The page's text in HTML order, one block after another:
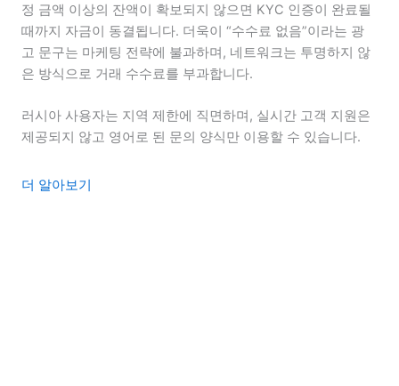
정 금액 이상의 잔액이 확보되지 않으면 KYC 인증이 완료될
때까지 자금이 동결됩니다. 더욱이 “수수료 없음”이라는 광
고 문구는 마케팅 전략에 불과하며, 네트워크는 투명하지 않
은 방식으로 거래 수수료를 부과합니다.
러시아 사용자는 지역 제한에 직면하며, 실시간 고객 지원은
제공되지 않고 영어로 된 문의 양식만 이용할 수 있습니다.
더 알아보기